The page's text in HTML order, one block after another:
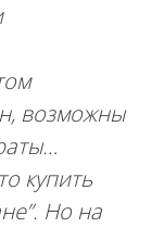
возможны
купить
Но на